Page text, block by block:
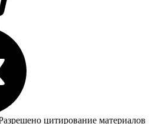
цитирование материалов